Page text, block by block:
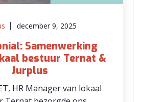
december 9, 2025
Samenwerking
bestuur Ternat &
Jurplus
HR Manager van lokaal